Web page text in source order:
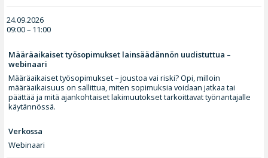
24.09.2026
09:00 – 11:00
Määräaikaiset työsopimukset lainsäädännön uudistuttua –
webinaari
Määräaikaiset työsopimukset – joustoa vai riski? Opi, milloin
määräaikaisuus on sallittua, miten sopimuksia voidaan jatkaa tai
päättää ja mitä ajankohtaiset lakimuutokset tarkoittavat työnantajalle
käytännössä.
Verkossa
Webinaari